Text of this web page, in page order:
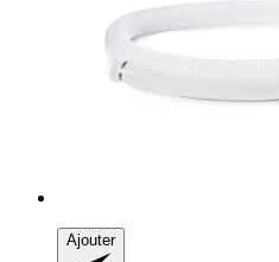
Ajouter